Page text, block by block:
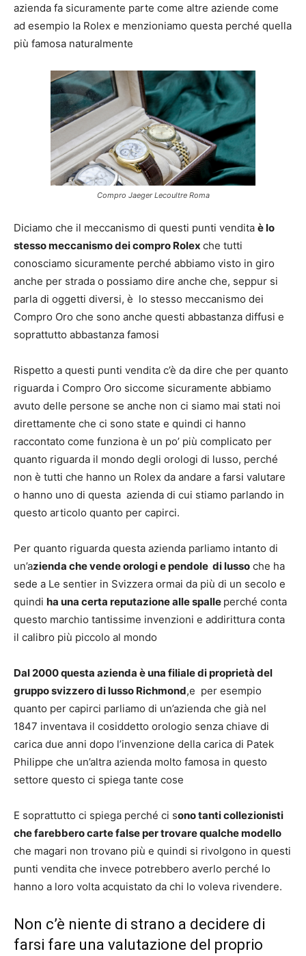
azienda fa sicuramente parte come altre aziende come
ad esempio la Rolex e menzioniamo questa perché quella
più famosa naturalmente
Compro Jaeger Lecoultre Roma
Diciamo che il meccanismo di questi punti vendita è lo
stesso meccanismo dei compro Rolex che tutti
conosciamo sicuramente perché abbiamo visto in giro
anche per strada o possiamo dire anche che, seppur si
parla di oggetti diversi, è lo stesso meccanismo dei
Compro Oro che sono anche questi abbastanza diffusi e
soprattutto abbastanza famosi
Rispetto a questi punti vendita c’è da dire che per quanto
riguarda i Compro Oro siccome sicuramente abbiamo
avuto delle persone se anche non ci siamo mai stati noi
direttamente che ci sono state e quindi ci hanno
raccontato come funziona è un po’ più complicato per
quanto riguarda il mondo degli orologi di lusso, perché
non è tutti che hanno un Rolex da andare a farsi valutare
o hanno uno di questa azienda di cui stiamo parlando in
questo articolo quanto per capirci.
Per quanto riguarda questa azienda parliamo intanto di
un’azienda che vende orologi e pendole di lusso che ha
sede a Le sentier in Svizzera ormai da più di un secolo e
quindi ha una certa reputazione alle spalle perché conta
questo marchio tantissime invenzioni e addirittura conta
il calibro più piccolo al mondo
Dal 2000 questa azienda è una filiale di proprietà del
gruppo svizzero di lusso Richmond,e per esempio
quanto per capirci parliamo di un’azienda che già nel
1847 inventava il cosiddetto orologio senza chiave di
carica due anni dopo l’invenzione della carica di Patek
Philippe che un’altra azienda molto famosa in questo
settore questo ci spiega tante cose
E soprattutto ci spiega perché ci sono tanti collezionisti
che farebbero carte false per trovare qualche modello
che magari non trovano più e quindi si rivolgono in questi
punti vendita che invece potrebbero averlo perché lo
hanno a loro volta acquistato da chi lo voleva rivendere.
Non c’è niente di strano a decidere di
farsi fare una valutazione del proprio